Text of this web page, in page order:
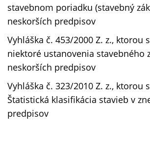
stavebnom poriadku (stavebný
neskorších predpisov
Vyhláška č. 453/2000 Z. z., ktorou
niektoré ustanovenia stavebného
neskorších predpisov
Vyhláška č. 323/2010 Z. z., ktorou
Štatistická klasifikácia stavieb v
predpisov